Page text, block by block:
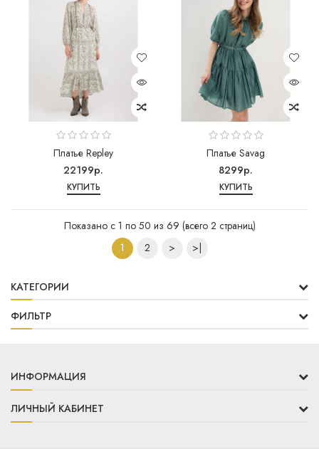
Платье Repley
22199р.
КУПИТЬ
Платье Savag
8299р.
КУПИТЬ
Показано с 1 по 50 из 69 (всего 2 страниц)
1
2 > >|
КАТЕГОРИИ
ФИЛЬТР
ИНФОРМАЦИЯ
ЛИЧНЫЙ КАБИНЕТ